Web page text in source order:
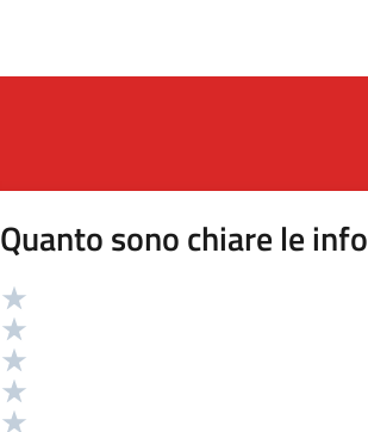
Quanto sono chiare le
Valutazione